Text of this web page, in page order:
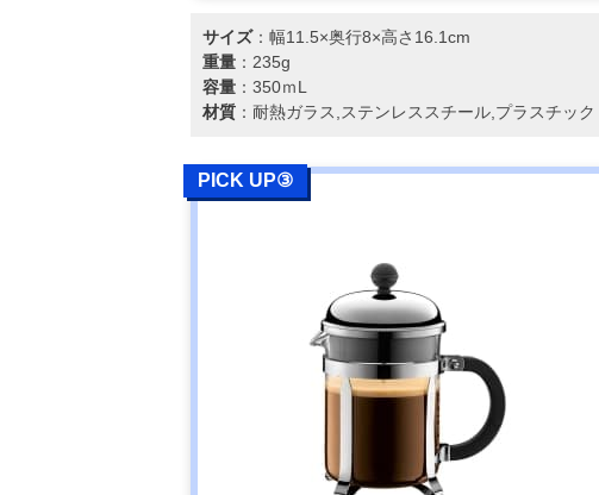
サイズ：幅11.5×奥行8×高さ16.1cm
重量：235g
容量：350ｍL
材質：耐熱ガラス,ステンレススチール,プラスチック
PICK UP③